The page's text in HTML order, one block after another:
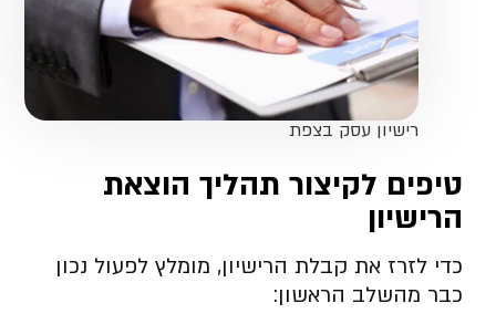
רישיון עסק בצפת
טיפים לקיצור תהליך הוצאת
הרישיון
כדי לזרז את קבלת הרישיון, מומלץ לפעול נכון
כבר מהשלב הראשון: